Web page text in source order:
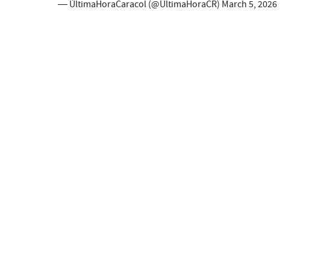
— ÚltimaHoraCaracol (@UltimaHoraCR) March 5, 2026